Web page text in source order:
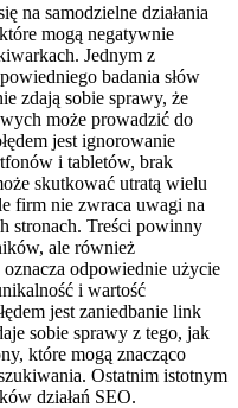
na samodzielne działania
mogą negatywnie
Jednym z
badania słów
zdają sobie sprawy, że
może prowadzić do
jest ignorowanie
i tabletów, brak
skutkować utratą wielu
firm nie zwraca uwagi na
stronach. Treści powinny
ale również
odpowiednie użycie
i wartość
jest zaniedbanie link
sobie sprawy z tego, jak
które mogą znacząco
Ostatnim istotnym
działań SEO.